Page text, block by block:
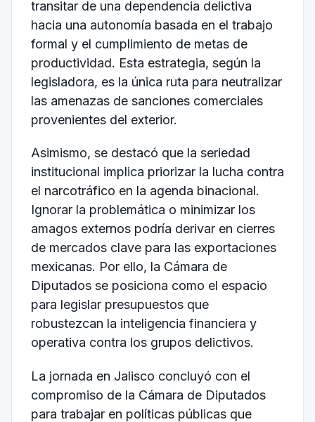
transitar de una dependencia delictiva
hacia una autonomía basada en el trabajo
formal y el cumplimiento de metas de
productividad. Esta estrategia, según la
legisladora, es la única ruta para neutralizar
las amenazas de sanciones comerciales
provenientes del exterior.
Asimismo, se destacó que la seriedad
institucional implica priorizar la lucha contra
el narcotráfico en la agenda binacional.
Ignorar la problemática o minimizar los
amagos externos podría derivar en cierres
de mercados clave para las exportaciones
mexicanas. Por ello, la Cámara de
Diputados se posiciona como el espacio
para legislar presupuestos que
robustezcan la inteligencia financiera y
operativa contra los grupos delictivos.
La jornada en Jalisco concluyó con el
compromiso de la Cámara de Diputados
para trabajar en políticas públicas que